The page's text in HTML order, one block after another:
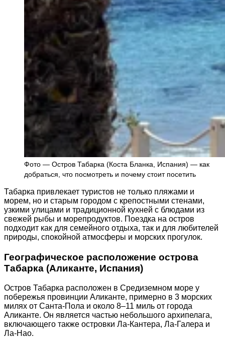
Фото — Остров Табарка (Коста Бланка, Испания) — как
добраться, что посмотреть и почему стоит посетить
Табарка привлекает туристов не только пляжами и
морем, но и старым городом с крепостными стенами,
узкими улицами и традиционной кухней с блюдами из
свежей рыбы и морепродуктов. Поездка на остров
подходит как для семейного отдыха, так и для любителей
природы, спокойной атмосферы и морских прогулок.
Географическое расположение острова
Табарка (Аликанте, Испания)
Остров Табарка расположен в Средиземном море у
побережья провинции Аликанте, примерно в 3 морских
милях от Санта-Пола и около 8–11 миль от города
Аликанте. Он является частью небольшого архипелага,
включающего также островки Ла-Кантера, Ла-Галера и
Ла-Нао.